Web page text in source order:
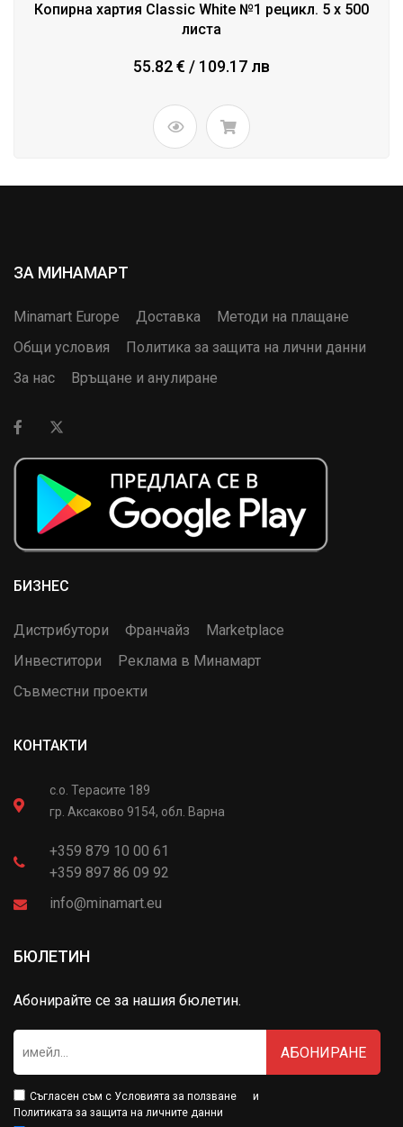
Копирна хартия Classic White №1 рецикл. 5 x 500
листа
55.82 € / 109.17 лв
ЗА МИНАМАРТ
Minamart Europe Доставка
Методи на плащане
Общи условия
Политика за защита на лични данни
За нас
Връщане и анулиране
БИЗНЕС
Дистрибутори Франчайз
Marketplace
Инвеститори
Реклама в Минамарт
Съвместни проекти
КОНТАКТИ
с.о. Терасите 189
гр. Аксаково 9154, обл. Варна
+359 879 10 00 61
+359 897 86 09 92
info@minamart.eu
БЮЛЕТИН
Абонирайте се за нашия бюлетин.
АБОНИРАНЕ
Съгласен съм с Условията за ползване
и
Политиката за защита на личните данни